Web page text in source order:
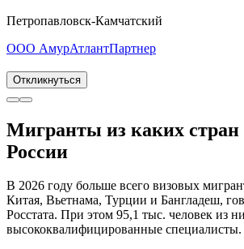
Петропавловск-Камчатский
ООО АмурАтлантПартнер
Откликнуться
Мигранты из каких стран
России
В 2026 году больше всего визовых
Китая, Вьетнама, Турции и Бангладеш,
Росстата. При этом 95,1 тыс. человек из
высококвалифицированные специалисты.